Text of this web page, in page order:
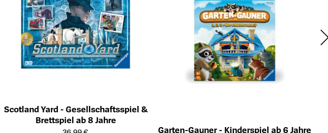
Scotland Yard - Gesellschaftsspiel &
Brettspiel ab 8 Jahre
Öffnet die Detailseite des Produkts Garten-Gauner - Kinderspiel ab 6 Jahre